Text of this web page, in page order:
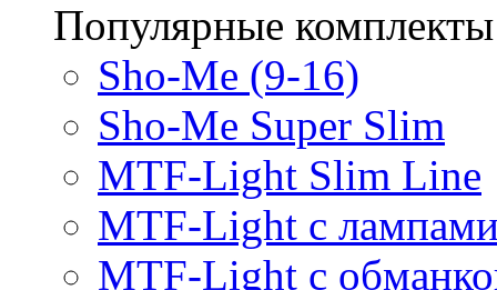
Популярные комплекты
Sho-Me (9-16)
Sho-Me Super Slim
MTF-Light Slim Line
MTF-Light с
MTF-Light с